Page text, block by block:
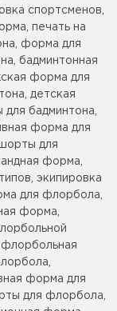
спортсменов,
печать на
форма для
бадминтонная
форма для
детская
бадминтона,
форма для
для
форма,
экипировка
для флорбола,
форма,
форма для
для флорбола,